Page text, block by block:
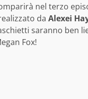
nel terzo
da Alexei
saranno ben
Fox!